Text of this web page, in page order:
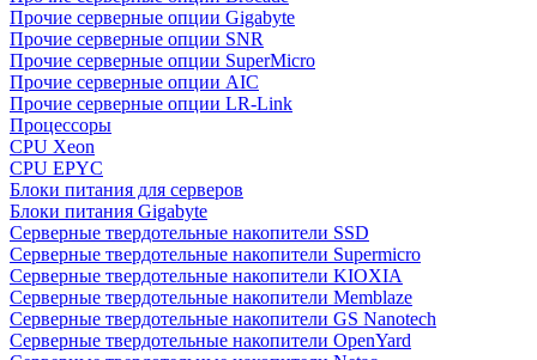
Прочие серверные опции Gigabyte
Прочие серверные опции SNR
Прочие серверные опции SuperMicro
Прочие серверные опции AIC
Прочие серверные опции LR-Link
Процессоры
CPU Xeon
CPU EPYC
Блоки питания для серверов
Блоки питания Gigabyte
Серверные твердотельные накопители SSD
Cерверные твердотельные накопители Supermicro
Cерверные твердотельные накопители KIOXIA
Cерверные твердотельные накопители Memblaze
Cерверные твердотельные накопители GS Nanotech
Серверные твердотельные накопители OpenYard